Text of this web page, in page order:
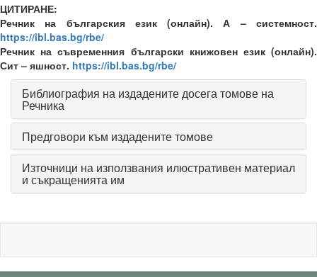
ЦИТИРАНЕ:
Речник на българския език (онлайн). А – системност.
https://ibl.bas.bg/rbe/
Речник на съвременния български книжовен език (онлайн).
Сит – яшност. https://ibl.bas.bg/rbe/
Библиография на издадените досега томове на
Речника
Предговори към издадените томове
Източници на използвания илюстративен материал
и съкращенията им